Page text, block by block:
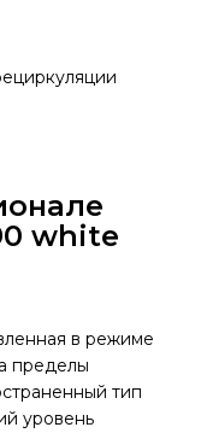
white
в режиме
пределы
тип
уровень